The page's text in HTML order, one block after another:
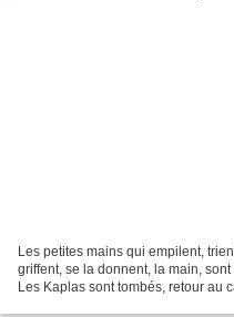
Les petites mains qui empilent,
griffent, se la donnent, la main,
Les Kaplas sont tombés, retour au